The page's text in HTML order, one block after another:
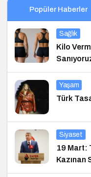
Popüler Haberler
Sağlık
Kilo
Yaşam
Türk
Siyaset
19 Mart:
Kazınan